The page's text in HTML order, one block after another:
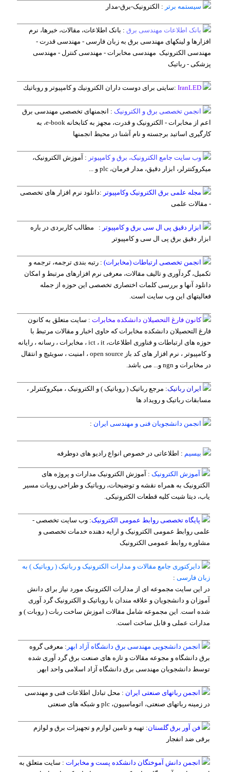
سیستمه برتر : الکترونیک-برق-مدار
بانک اطلاعات مهندسی برق : بانک اطلاعات، مقالات، خبرها، نرم
افزارها و لینکهای مهندسی برق به زبان فارسی - مهندسی قدرت -
مهندسی الکترونیک مهندسی مخابرات - مهندسی کنترل - مهندسی
پزشکی - رباتیک
IranLED
:سایتی برای دوست داران الكترونیك و كامپیوتر و روباتیك
انجمن تخصصی برق و الکترونیک : انجمنهای تخصصی مهندسی برق
اعم از مخابرات - الکترونیک و قدرت، مجهز به کتابخانه e-book، به
کارگیری اساتید برجسته و نام آشنا در محیط انجمنها
وب سایت جامع الکترونیک، برق و کامپیوتر : آموزش الکترونیک،
میکروکنترلر، ابزار دقیق، مدار فرمان، plc و ...
مجله علمی برق الکترونیک وکامپیوتر :دانلود نرم افزار های تخصصی
- مقالات علمی
ابزار دقیق پی ال سی برق و کامپیوتر : مطالب کاربردی در باره
ابزار دقیق برق پی ال سی و کامپیوتر
انجمن تخصصی ارتباطات (مخابرات) :رتبه بندی ترجمه، ترجمه و
تکمیل، گردآوری و تالیف مقالات، معرفی نرم افزارهای مرتبط و امکان
دانلود آنها و بررسی کلمات اختصاری تخصصی این حوزه از جمله
فعالیتهای این وب سایت است.
کانون فارغ التحصیلان دانشکده مخابرات : سایت متعلق به کانون
فارغ التحصیلان دانشکده مخابرات که حاوی اخبار و مقالات مرتبط با
حوزه های ارتباطات و فناوری اطلاعات، ict ، it ، مخابرات ، رسانه ، رایانه
و کامپیوتر ، نرم افزار های کد باز open source ، امنیت ، سویئیچ و انتقال
در مخابرات و ngn و... می باشد.
ایران رباتیک: مرجع رباتیک ( روباتیک ) و الکترونیک ، میکروکنترلر ،
مسابقات رباتیک و رویداد ها
انجمن دانشجویان فنی و مهندسی ایران :
بیسیم : اطلاعاتی در خصوص انواع رادیو های دوطرفه
آموزش الکترونیک : آموزش الکترونیک مدارات و پروژه های
الکترونیک به همراه نقشه و توضیحات، روباتیک و طراحی روبات مسیر
یاب، دیتا شیت کلیه قطعات الکترونیکی.
پایگاه تخصصی روابط عمومی الکترونیک: وب سایت تخصصی -
علمی روابط عمومی الکترونیک و ارایه دهنده خدمات تخصصی و
مشاوره روابط عمومی الکترونیک
دایرکتوری جامع مقالات و مدارات الکترونیک و رباتیک ( روباتیک ) به
زبان فارسی :
در این سایت مجموعه ای از مدارات الکترونیک مورد نیاز برای دانش
آموزان و دانشجویان و علاقه مندان با روباتیک و الکترونیک گرد آوری
شده است. این مجموعه شامل مقالات اموزش ساخت ربات ( روبات ) و
مدارات عملی و قابل ساخت است.
انجمن دانشجویی مهندسی برق دانشگاه آزاد ابهر : معرفی گروه
برق دانشگاه و مجوعه مقالات و تازه های صنعت برق گرد آوری شده
توسط دانشجویان مهندسی برق دانشگاه آزاد اسلامی واحد ابهر.
انجمن رباتهای صنعتی ایران : محل تبادل اطلاعات فنی و مهندسی
در زمینه رباتهای صنعتی، اتوماسیون، plc و شبکه های صنعتی
فن آور برق گلستان: تهیه و تامین لوازم و تجهیزات برق و لوازم
برقی ضد انفجار
انجمن دانش آموختگان دانشکده پست و مخابرات : سایت متعلق به